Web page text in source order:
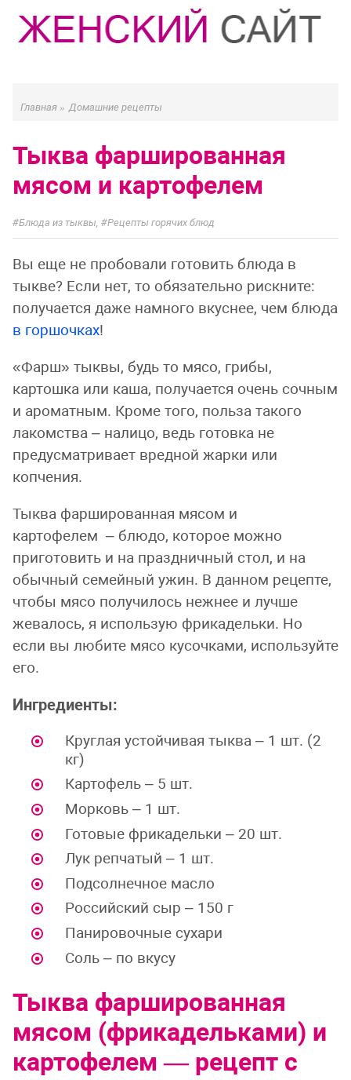
Главная » Домашние рецепты
Тыква фаршированная
мясом и картофелем
Блюда из тыквы, Рецепты горячих блюд
Вы еще не пробовали готовить блюда в
тыкве? Если нет, то обязательно рискните:
получается даже намного вкуснее, чем блюда
в горшочках!
«Фарш» тыквы, будь то мясо, грибы,
картошка или каша, получается очень сочным
и ароматным. Кроме того, польза такого
лакомства – налицо, ведь готовка не
предусматривает вредной жарки или
копчения.
Тыква фаршированная мясом и
картофелем – блюдо, которое можно
приготовить и на праздничный стол, и на
обычный семейный ужин. В данном рецепте,
чтобы мясо получилось нежнее и лучше
жевалось, я использую фрикадельки. Но
если вы любите мясо кусочками, используйте
его.
Ингредиенты:
Круглая устойчивая тыква – 1 шт. (2
кг)
Картофель – 5 шт.
Морковь – 1 шт.
Готовые фрикадельки – 20 шт.
Лук репчатый – 1 шт.
Подсолнечное масло
Российский сыр – 150 г
Панировочные сухари
Соль – по вкусу
Тыква фаршированная
мясом (фрикадельками) и
картофелем — рецепт с